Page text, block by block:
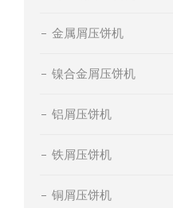
金属屑压饼机
镍合金屑压饼机
铝屑压饼机
铁屑压饼机
铜屑压饼机